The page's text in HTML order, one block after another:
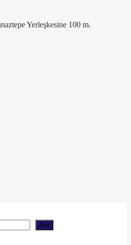
Yerleşkesine 100 m.
Ara